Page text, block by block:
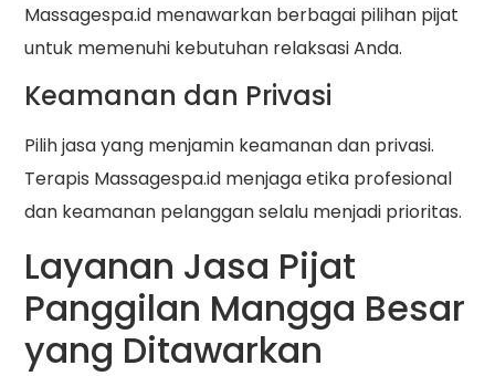
Massagespa.id menawarkan berbagai pilihan pijat
untuk memenuhi kebutuhan relaksasi Anda.
Keamanan dan Privasi
Pilih jasa yang menjamin keamanan dan privasi.
Terapis Massagespa.id menjaga etika profesional
dan keamanan pelanggan selalu menjadi prioritas.
Layanan Jasa Pijat
Panggilan Mangga Besar
yang Ditawarkan